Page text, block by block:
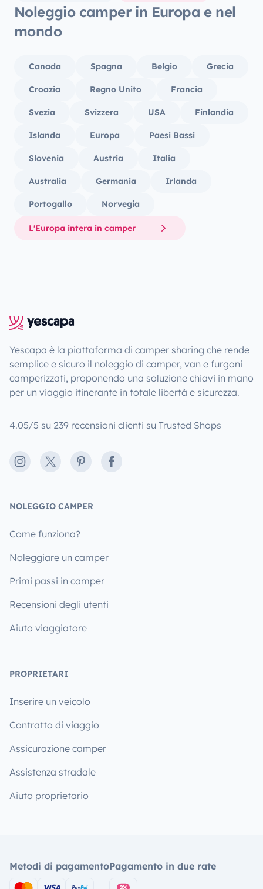
Noleggio camper in Europa e nel
mondo
Canada Spagna Belgio Grecia
Croazia Regno Unito Francia
Svezia Svizzera USA Finlandia
Islanda Europa Paesi Bassi
Slovenia Austria Italia
Australia Germania Irlanda
Portogallo Norvegia
L'Europa intera in camper
Yescapa è la piattaforma di camper sharing che rende
semplice e sicuro il noleggio di camper, van e furgoni
camperizzati, proponendo una soluzione chiavi in mano
per un viaggio itinerante in totale libertà e sicurezza.
4.05/5 su 239 recensioni clienti su Trusted Shops
Instagram
X PinterestFacebook
NOLEGGIO CAMPER
Come funziona?
Noleggiare un camper
Primi passi in camper
Recensioni degli utenti
Aiuto viaggiatore
PROPRIETARI
Inserire un veicolo
Contratto di viaggio
Assicurazione camper
Assistenza stradale
Aiuto proprietario
Metodi di pagamentoPagamento in due rate